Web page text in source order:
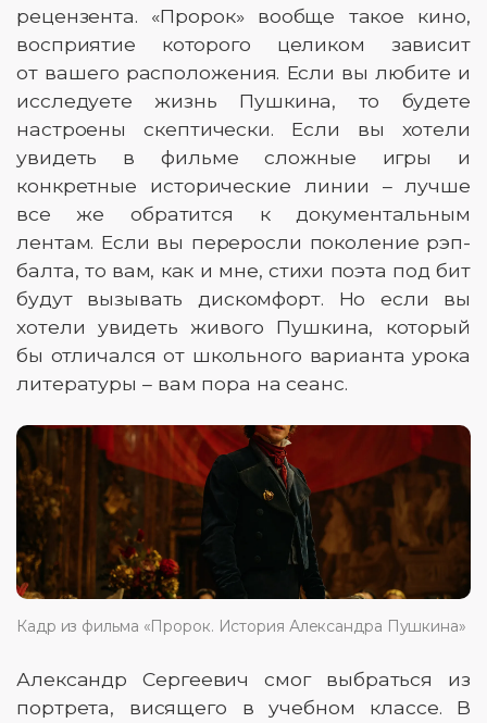
рецензента. «Пророк» вообще такое кино,
восприятие которого целиком зависит
от вашего расположения. Если вы любите и
исследуете жизнь Пушкина, то будете
настроены скептически. Если вы хотели
увидеть в фильме сложные игры и
конкретные исторические линии – лучше
все же обратится к документальным
лентам. Если вы переросли поколение рэп-
балта, то вам, как и мне, стихи поэта под бит
будут вызывать дискомфорт. Но если вы
хотели увидеть живого Пушкина, который
бы отличался от школьного варианта урока
литературы – вам пора на сеанс.
Кадр из фильма «Пророк. История Александра Пушкина»
Александр Сергеевич смог выбраться из
портрета, висящего в учебном классе. В